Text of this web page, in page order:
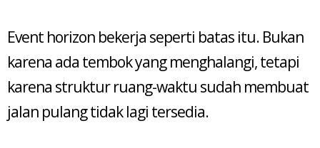
Event horizon bekerja seperti batas itu. Bukan
karena ada tembok yang menghalangi, tetapi
karena struktur ruang-waktu sudah membuat
jalan pulang tidak lagi tersedia.